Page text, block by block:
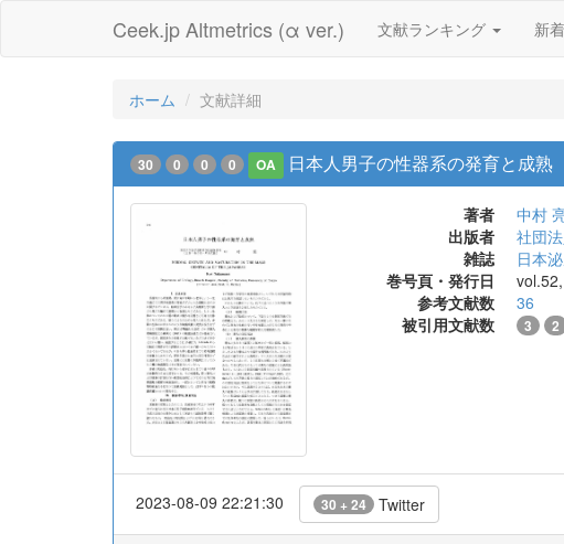
Ceek.jp Altmetrics (α ver.) 文献ランキング 新
ホーム 文献詳細
30 0 0 0 OA 日本人男子の性器系の発育と成熟
著者
中村
出版者
社団
雑誌
日本
巻号頁・発行日
参考文献数
36
被引用文献数
3 2
2023-08-09 22:21:30 30 + 24 Twitter